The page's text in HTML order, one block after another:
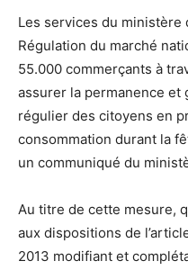
Les services du
Régulation du marché
55.000 commerçants à
assurer la permanence
régulier des citoyens en
consommation durant la
un communiqué du
Au titre de cette mesure,
aux dispositions de
2013 modifiant et